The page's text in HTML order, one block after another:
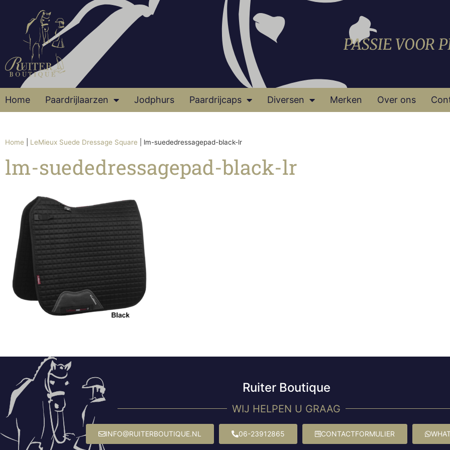
PASSIE VOOR
Home Paardrijlaarzen Jodphurs Paardrijcaps Diversen Merken Over ons
Home LeMieux Suede Dressage Square lm-suededressagepad-black-lr
lm-suededressagepad-black-lr
Ruiter Boutique
WIJ HELPEN U GRAAG
INFO@RUITERBOUTIQUE.NL 06-23912865 CONTACTFORMULIER